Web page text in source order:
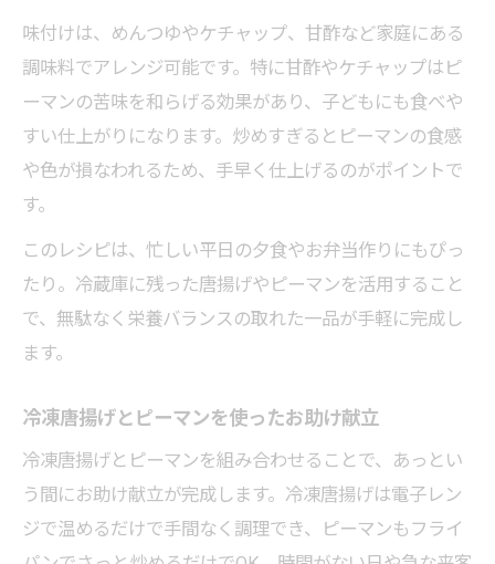
味付けは、めんつゆやケチャップ、甘酢など家庭にある
調味料でアレンジ可能です。特に甘酢やケチャップはピ
ーマンの苦味を和らげる効果があり、子どもにも食べや
すい仕上がりになります。炒めすぎるとピーマンの食感
や色が損なわれるため、手早く仕上げるのがポイントで
す。
このレシピは、忙しい平日の夕食やお弁当作りにもぴっ
たり。冷蔵庫に残った唐揚げやピーマンを活用すること
で、無駄なく栄養バランスの取れた一品が手軽に完成し
ます。
冷凍唐揚げとピーマンを使ったお助け献立
冷凍唐揚げとピーマンを組み合わせることで、あっとい
う間にお助け献立が完成します。冷凍唐揚げは電子レン
ジで温めるだけで手間なく調理でき、ピーマンもフライ